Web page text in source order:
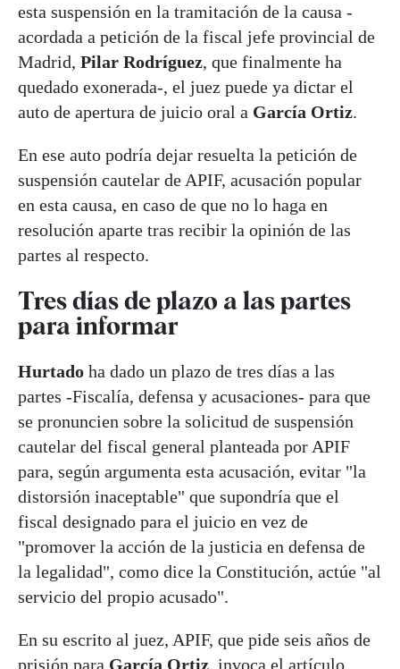
esta suspensión en la tramitación de la causa -
acordada a petición de la fiscal jefe provincial de
Madrid, Pilar Rodríguez, que finalmente ha
quedado exonerada-, el juez puede ya dictar el
auto de apertura de juicio oral a García Ortiz.
En ese auto podría dejar resuelta la petición de
suspensión cautelar de APIF, acusación popular
en esta causa, en caso de que no lo haga en
resolución aparte tras recibir la opinión de las
partes al respecto.
Tres días de plazo a las partes
para informar
Hurtado ha dado un plazo de tres días a las
partes -Fiscalía, defensa y acusaciones- para que
se pronuncien sobre la solicitud de suspensión
cautelar del fiscal general planteada por APIF
para, según argumenta esta acusación, evitar "la
distorsión inaceptable" que supondría que el
fiscal designado para el juicio en vez de
"promover la acción de la justicia en defensa de
la legalidad", como dice la Constitución, actúe "al
servicio del propio acusado".
En su escrito al juez, APIF, que pide seis años de
prisión para García Ortiz , invoca el artículo